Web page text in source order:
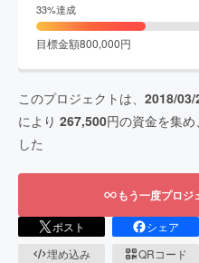
33%達成
目標金額800,000円
このプロジェクトは、 2018/03/
により 267,500円の資金を集め
した
もう一度プロジ
ポスト シェア
埋め込み
QRコード